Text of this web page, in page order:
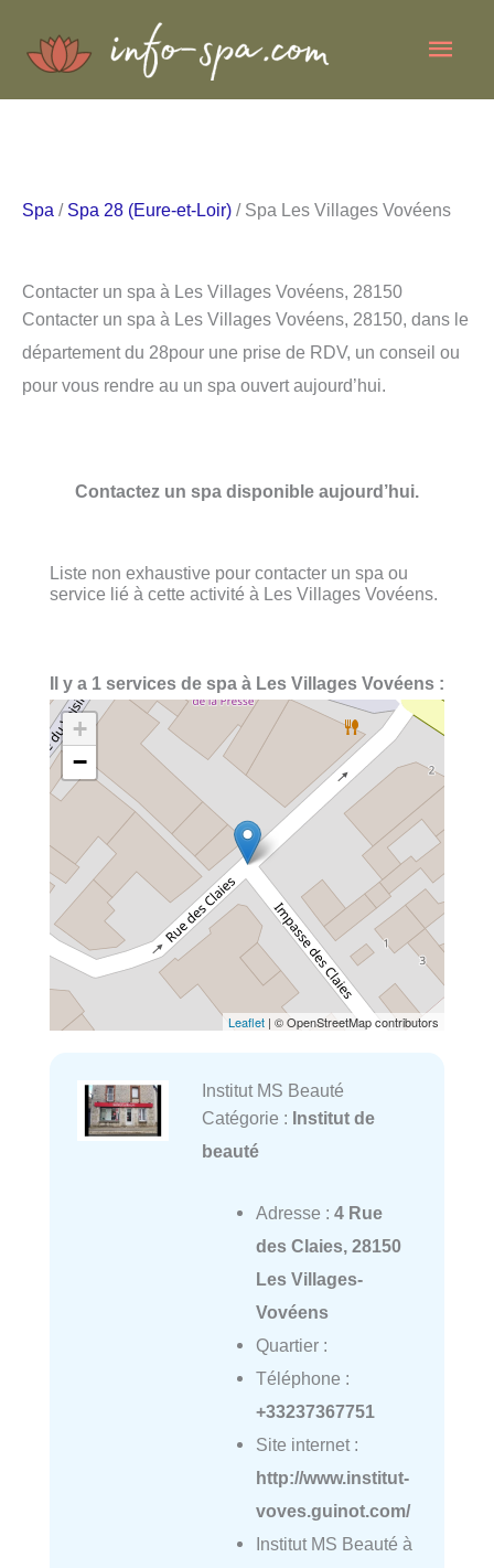
Spa / Spa 28 (Eure-et-Loir) / Spa Les Villages Vovéens
Contacter un spa à Les Villages Vovéens, 28150
Contacter un spa à Les Villages Vovéens, 28150, dans le
département du 28pour une prise de RDV, un conseil ou
pour vous rendre au un spa ouvert aujourd’hui.
Contactez un spa disponible aujourd’hui.
Liste non exhaustive pour contacter un spa ou
service lié à cette activité à Les Villages Vovéens.
Il y a 1 services de spa à Les Villages Vovéens :
+
−
Leaflet | © OpenStreetMap contributors
Institut MS Beauté
Catégorie : Institut de
beauté
Adresse : 4 Rue
des Claies, 28150
Les Villages-
Vovéens
Quartier :
Téléphone :
+33237367751
Site internet :
http://www.institut-
voves.guinot.com/
Institut MS Beauté à